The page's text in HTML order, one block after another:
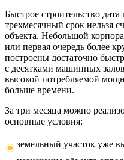
Быстрое строительство
трехмесячный срок нельзя
объекта. Небольшой
или первая очередь более
построены достаточно
с десятками машинных
высокой потребляемой
больше времени.
За три месяца можно
основные условия:
земельный участок уже